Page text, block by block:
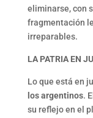
eliminarse, con
fragmentación
irreparables.
LA PATRIA EN
Lo que está en
los argentinos.
su reflejo en el